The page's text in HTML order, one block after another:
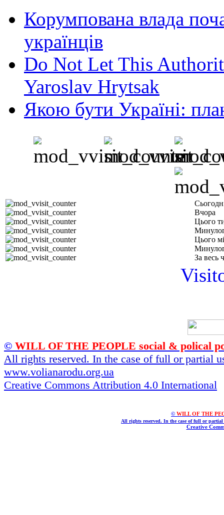
Корумпована влада
українців
Do Not Let This
Yaroslav Hrytsak
Якою бути Україні:
Вчора
Цього
Цього
За весь
© WILL OF THE PEOPLE social & polical
All rights reserved. In the case of full or partial
www.volianarodu.org.ua
Creative Commons Attribution 4.0 International
© WILL OF THE
All rights reserved. In the case of full or
Creative